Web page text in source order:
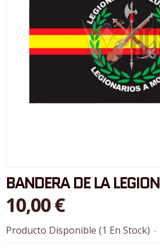
BANDERA DE LA LEGION
10,00 €
Producto Disponible (1 En Stock) -